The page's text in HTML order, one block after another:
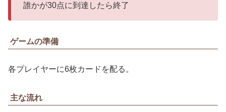
誰かが30点に到達したら終了
ゲームの準備
各プレイヤーに6枚カードを配る。
主な流れ